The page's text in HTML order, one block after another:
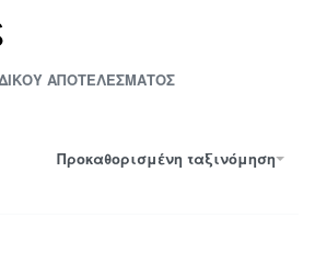
ΑΠΟΤΕΛΈΣΜΑΤΟΣ
Προκαθορισμένη ταξινόμηση